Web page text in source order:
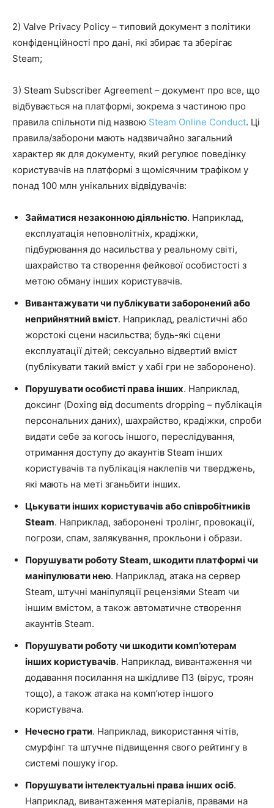
2) Valve Privacy Policy – типовий документ з політики
конфіденційності про дані, які збирає та зберігає
Steam;
3) Steam Subscriber Agreement – документ про все, що
відбувається на платформі, зокрема з частиною про
правила спільноти під назвою Steam Online Conduct. Ці
правила/заборони мають надзвичайно загальний
характер як для документу, який регулює поведінку
користувачів на платформі з щомісячним трафіком у
понад 100 млн унікальних відвідувачів:
Займатися незаконною діяльністю. Наприклад,
експлуатація неповнолітніх, крадіжки,
підбурювання до насильства у реальному світі,
шахрайство та створення фейкової особистості з
метою обману інших користувачів.
Вивантажувати чи публікувати заборонений або
неприйнятний вміст. Наприклад, реалістичні або
жорстокі сцени насильства; будь-які сцени
експлуатації дітей; сексуально відвертий вміст
(публікувати такий вміст у хабі гри не заборонено).
Порушувати особисті права інших. Наприклад,
доксинг (Doxing від documents dropping – публікація
персональних даних), шахрайство, крадіжки, спроби
видати себе за когось іншого, переслідування,
отримання доступу до акаунтів Steam інших
користувачів та публікація наклепів чи тверджень,
які мають на меті зганьбити інших.
Цькувати інших користувачів або співробітників
Steam. Наприклад, заборонені тролінг, провокації,
погрози, спам, залякування, прокльони і образи.
Порушувати роботу Steam, шкодити платформі чи
маніпулювати нею. Наприклад, атака на сервер
Steam, штучні маніпуляції рецензіями Steam чи
іншим вмістом, а також автоматичне створення
акаунтів Steam.
Порушувати роботу чи шкодити комп’ютерам
інших користувачів. Наприклад, вивантаження чи
додавання посилання на шкідливе ПЗ (вірус, троян
тощо), а також атака на комп’ютер іншого
користувача.
Нечесно грати. Наприклад, використання чітів,
смурфінг та штучне підвищення свого рейтингу в
системі пошуку ігор.
Порушувати інтелектуальні права інших осіб.
Наприклад, вивантаження матеріалів, правами на